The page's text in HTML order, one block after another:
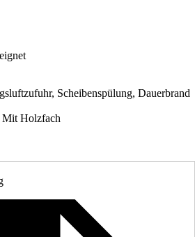
Scheibenspülung, Dauerbrand
Mit Holzfach